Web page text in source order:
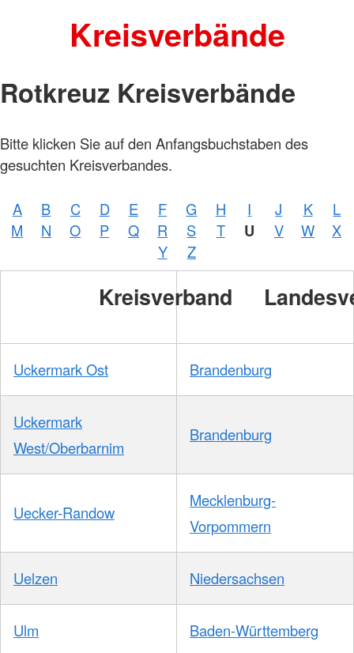
Kreisverbände
Rotkreuz Kreisverbände
Bitte klicken Sie auf den Anfangsbuchstaben des
gesuchten Kreisverbandes.
A B C D E F G H I J K
L
M
N O P Q R S T U V W
X
Y
Z
Kreisverband
Uckermark Ost Brandenburg
Uckermark
West/Oberbarnim
Brandenburg
Uecker-Randow
Mecklenburg-
Vorpommern
Uelzen Niedersachsen
Ulm Baden-Württemberg